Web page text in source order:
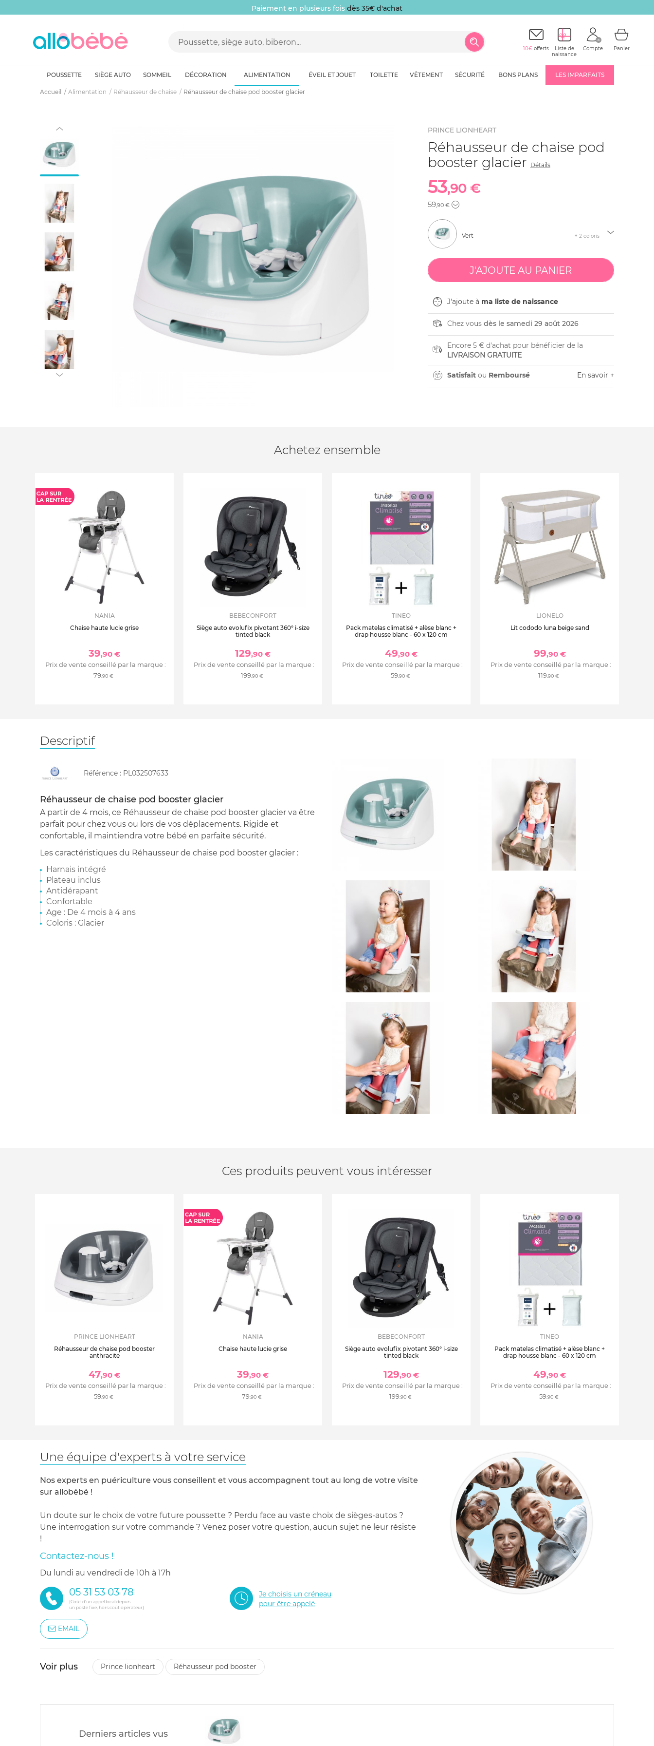
Paiement en plusieurs fois dès 35€ d'achat
10€ offerts
Liste de
naissance
Compte Panier
POUSSETTE SIÈGE AUTO SOMMEIL DÉCORATION ALIMENTATION ÉVEIL ET JOUET TOILETTE VÊTEMENT SÉCURITÉ BONS PLANS LES IMPARFAITS
Accueil Alimentation Réhausseur de chaise Réhausseur de chaise pod booster glacier
PRINCE LIONHEART
Réhausseur de chaise pod
booster glacier Détails
53,90 €
59,90 €
Vert + 2 coloris
J'ajoute à ma liste de naissance
Chez vous dès le samedi 29 août 2026
Encore 5 € d'achat pour bénéficier de la
LIVRAISON GRATUITE
Satisfaitou Remboursé En savoir +
Achetez ensemble
NANIA
Chaise haute lucie grise
39,90 €
Prix de vente conseillé par la marque :
79,90 €
BEBECONFORT
Siège auto evolufix pivotant 360° i-size
tinted black
129,90 €
Prix de vente conseillé par la marque :
199,90 €
TINEO
Pack matelas climatisé + alèse blanc +
drap housse blanc - 60 x 120 cm
49,90 €
Prix de vente conseillé par la marque :
59,90 €
LIONELO
Lit cododo luna beige sand
99,90 €
Prix de vente conseillé par la marque :
119,90 €
Descriptif
Référence : PL032507633
Réhausseur de chaise pod booster glacier
A partir de 4 mois, ce Réhausseur de chaise pod booster glacier va être
parfait pour chez vous ou lors de vos déplacements. Rigide et
confortable, il maintiendra votre bébé en parfaite sécurité.
Les caractéristiques du Réhausseur de chaise pod booster glacier :
Harnais intégré
Plateau inclus
Antidérapant
Confortable
Age : De 4 mois à 4 ans
Coloris : Glacier
Ces produits peuvent vous intéresser
PRINCE LIONHEART
Réhausseur de chaise pod booster
anthracite
47,90 €
Prix de vente conseillé par la marque :
59,90 €
NANIA
Chaise haute lucie grise
39,90 €
Prix de vente conseillé par la marque :
79,90 €
BEBECONFORT
Siège auto evolufix pivotant 360° i-size
tinted black
129,90 €
Prix de vente conseillé par la marque :
199,90 €
TINEO
Pack matelas climatisé + alèse blanc +
drap housse blanc - 60 x 120 cm
49,90 €
Prix de vente conseillé par la marque :
59,90 €
Une équipe d'experts à votre service
Nos experts en puériculture vous conseillent et vous accompagnent tout au long de votre visite
sur allobébé !
Un doute sur le choix de votre future poussette ? Perdu face au vaste choix de sièges-autos ?
Une interrogation sur votre commande ? Venez poser votre question, aucun sujet ne leur résiste
!
Contactez-nous !
du lundi au vendredi de 10h à 17h
05 31 53 03 78
(Coût d'un appel local depuis
un poste fixe, hors coût opérateur)
Je choisis un créneau
pour être appelé
EMAIL
Voir plus prince lionheart réhausseur pod booster
Derniers articles vus